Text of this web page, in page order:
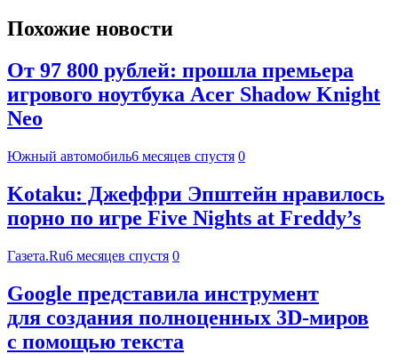
Похожие новости
От 97 800 рублей: прошла премьера
игрового ноутбука Acer Shadow Knight
Neo
Южный автомобиль6 месяцев спустя 0
Kotaku: Джеффри Эпштейн нравилось
порно по игре Five Nights at Freddy’s
Газета.Ru6 месяцев спустя 0
Google представила инструмент
для создания полноценных 3D-миров
с помощью текста